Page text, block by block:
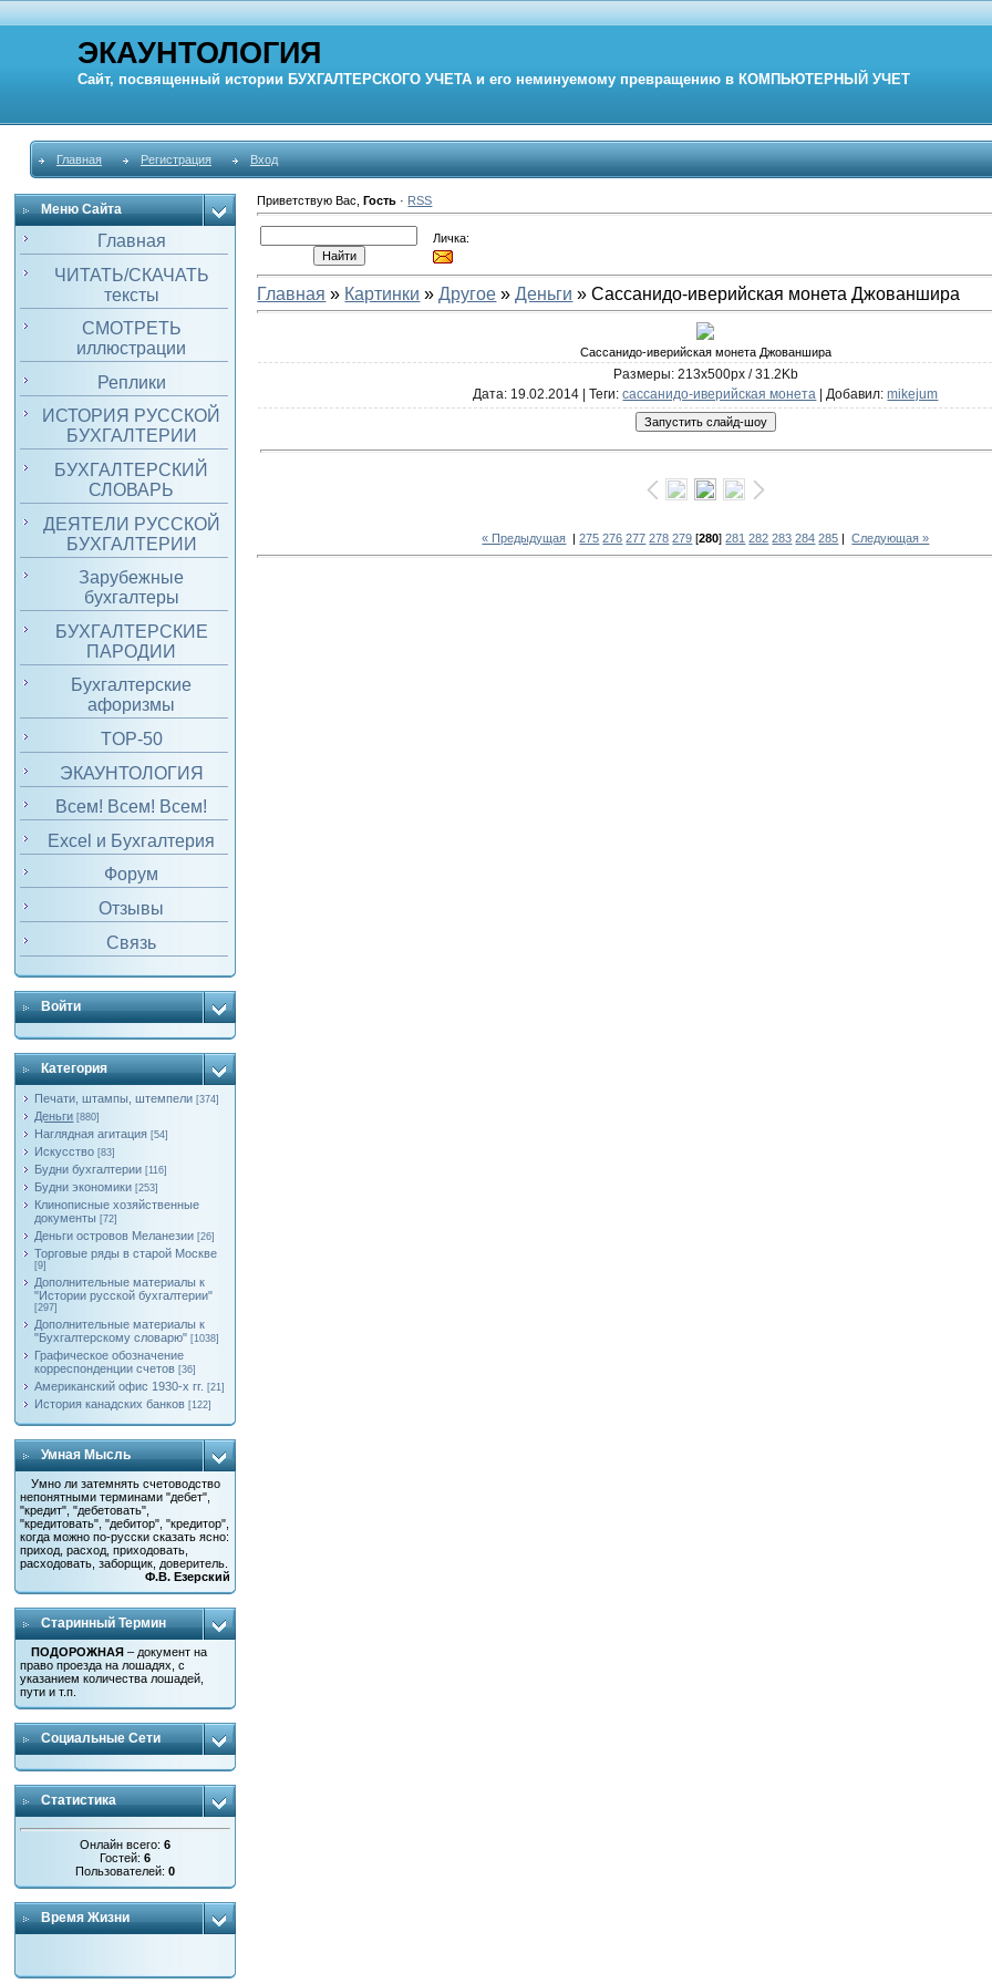
ЭКАУНТОЛОГИЯ
Сайт, посвященный истории БУХГАЛТЕРСКОГО УЧЕТА и его неминуемому превращению в КОМПЬЮТЕРНЫЙ УЧЕТ
Главная Регистрация Вход
Меню Сайта
Главная
ЧИТАТЬ/СКАЧАТЬ
тексты
СМОТРЕТЬ
иллюстрации
Реплики
ИСТОРИЯ РУССКОЙ
БУХГАЛТЕРИИ
БУХГАЛТЕРСКИЙ
СЛОВАРЬ
ДЕЯТЕЛИ РУССКОЙ
БУХГАЛТЕРИИ
Зарубежные
бухгалтеры
БУХГАЛТЕРСКИЕ
ПАРОДИИ
Бухгалтерские
афоризмы
TOP-50
ЭКАУНТОЛОГИЯ
Всем! Всем! Всем!
Excel и Бухгалтерия
Форум
Отзывы
Связь
Войти
Категория
Печати, штампы, штемпели [374]
Деньги [880]
Наглядная агитация [54]
Искусство [83]
Будни бухгалтерии [116]
Будни экономики [253]
Клинописные хозяйственные
документы [72]
Деньги островов Меланезии [26]
Торговые ряды в старой Москве
[9]
Дополнительные материалы к
"Истории русской бухгалтерии"
[297]
Дополнительные материалы к
"Бухгалтерскому словарю" [1038]
Графическое обозначение
корреспонденции счетов [36]
Американский офис 1930-х гг. [21]
История канадских банков [122]
Умная Мысль
Умно ли затемнять счетоводство
непонятными терминами "дебет",
"кредит", "дебетовать",
"кредитовать", "дебитор", "кредитор",
когда можно по-русски сказать ясно:
приход, расход, приходовать,
расходовать, заборщик, доверитель.
Ф.В. Езерский
Старинный Термин
ПОДОРОЖНАЯ – документ на
право проезда на лошадях, с
указанием количества лошадей,
пути и т.п.
Социальные Сети
Статистика
Онлайн всего:6
Гостей:6
Пользователей:0
Время Жизни
Приветствую Вас ,Гость · RSS
Личка:
Главная » Картинки »Другое »Деньги » Сассанидо-иверийская монета Джованшира
Сассанидо-иверийская монета Джованшира
Размеры: 213x500px / 31.2Kb
Дата: 19.02.2014 |Теги:сассанидо-иверийская монета |Добавил:mikejum
« Предыдущая |275 276 277 278 279 [280]281 282 283 284 285 |Следующая »